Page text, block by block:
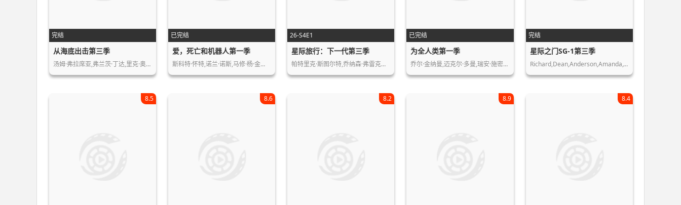
完结
从海底出击第三季
汤姆·弗拉席亚,弗兰茨·丁达,里克·奥…
已完结
爱，死亡和机器人第一季
斯科特·怀特,诺兰·诺斯,马修·杨·金…
26-S4E1
星际旅行：下一代第三季
帕特里克·斯图尔特,乔纳森·弗雷克斯…
已完结
为全人类第一季
乔尔·金纳曼,迈克尔·多曼,瑞安·施密…
完结
星际之门SG-1第三季
Richard,Dean,Anderson,Amanda,Tapping
8.5 8.6 8.2 8.9 8.4